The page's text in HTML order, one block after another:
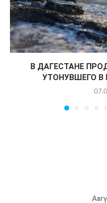
В ДАГЕСТАНЕ
УТОНУВШЕГО